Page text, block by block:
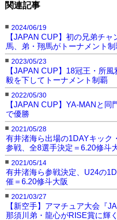
関連記事
■ 2024/06/19
【JAPAN CUP】初の兄弟チ
馬、弟・翔馬がトーナメント
■ 2023/05/23
【JAPAN CUP】18冠王・所
毅を下してトーナメント制覇
■ 2022/05/30
【JAPAN CUP】YA-MANと
で優勝
■ 2021/05/28
有井渚海ら出場の1DAYキック
参戦、全8選手決定＝6.20修斗
■ 2021/05/14
有井渚海ら参戦決定、U24の
催＝6.20修斗大阪
■ 2021/03/27
【新空手】アマチュア大会『
那須川弟・龍心がRISE賞に輝く